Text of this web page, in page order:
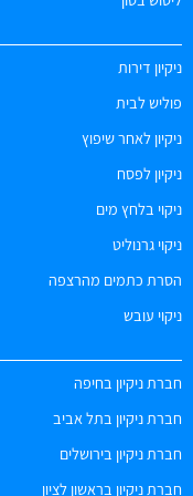
ניקיון דירות
פוליש לבית
ניקיון לאחר שיפוץ
ניקיון לפסח
ניקוי בלחץ מים
ניקוי גרנוליט
הסרת כתמים מהרצפה
ניקוי עובש
חברת ניקיון בחיפה
חברת ניקיון בתל אביב
חברת ניקיון בירושלים
חברת ניקיון בראשון לציון